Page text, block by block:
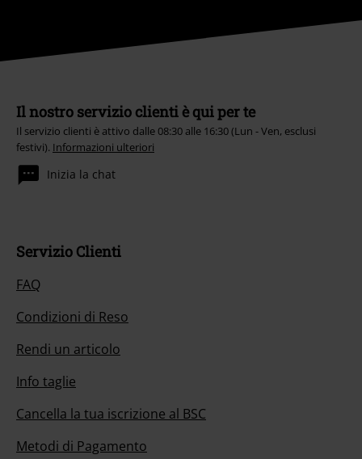
Il nostro servizio clienti è qui per te
Il servizio clienti è attivo dalle 08:30 alle 16:30 (Lun - Ven, esclusi
festivi). Informazioni ulteriori
Inizia la chat
Servizio Clienti
FAQ
Condizioni di Reso
Rendi un articolo
Info taglie
Cancella la tua iscrizione al BSC
Metodi di Pagamento